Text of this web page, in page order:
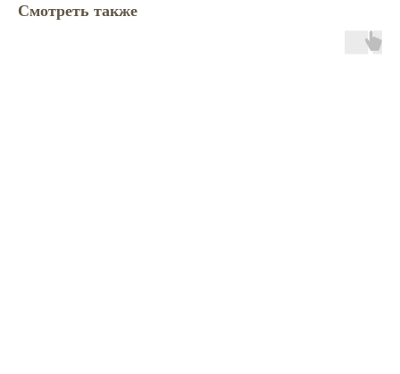
Смотреть также